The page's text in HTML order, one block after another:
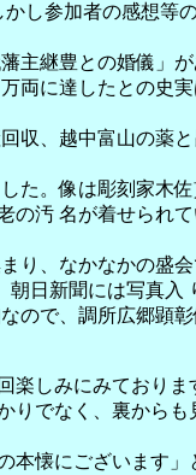
し参加者の感想等
継豊との婚儀」
両に達したとの史
、越中富山の薬
。像は彫刻家木
汚 名が着せられ
り、なかなかの盛会
日新聞には写真入
で、調所広郷顕
楽しみにみておりま
でなく、裏から
懐にございます